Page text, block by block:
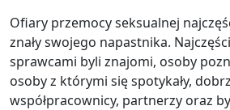
Ofiary przemocy seksualnej
znały swojego napastnika.
sprawcami byli znajomi, osoby
osoby z którymi się spotykały,
współpracownicy, partnerzy oraz